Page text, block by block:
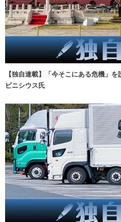
【独自連載】「今そこにある危機」
ビニシウス氏